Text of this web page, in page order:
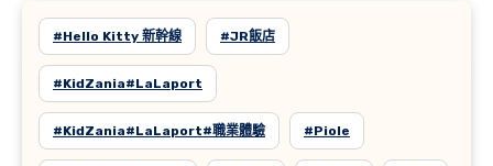
#Hello Kitty 新幹線 #JR飯店
#KidZania#LaLaport
#KidZania#LaLaport#職業體驗 #Piole